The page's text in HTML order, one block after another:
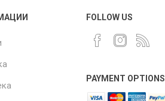
FOLLOW US
PAYMENT OPTIONS